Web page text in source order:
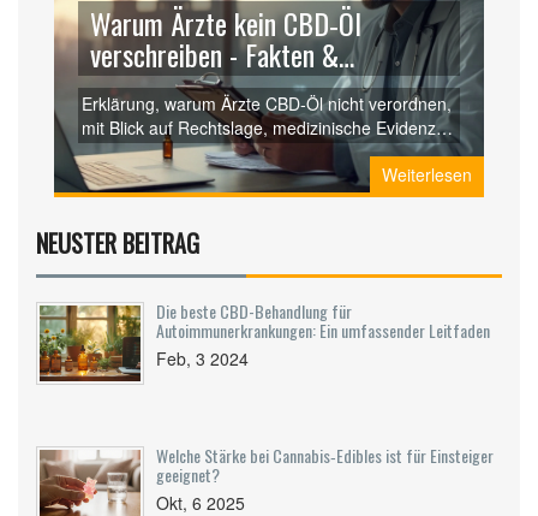
Warum Ärzte kein CBD‑Öl
verschreiben - Fakten &
Hintergründe
Erklärung, warum Ärzte CBD‑Öl nicht verordnen,
mit Blick auf Rechtslage, medizinische Evidenz,
ärztliche Bedenken und praktische Tipps für
Betroffene.
Weiterlesen
NEUSTER BEITRAG
Die beste CBD-Behandlung für
Autoimmunerkrankungen: Ein umfassender Leitfaden
Feb, 3 2024
Welche Stärke bei Cannabis‑Edibles ist für Einsteiger
geeignet?
Okt, 6 2025